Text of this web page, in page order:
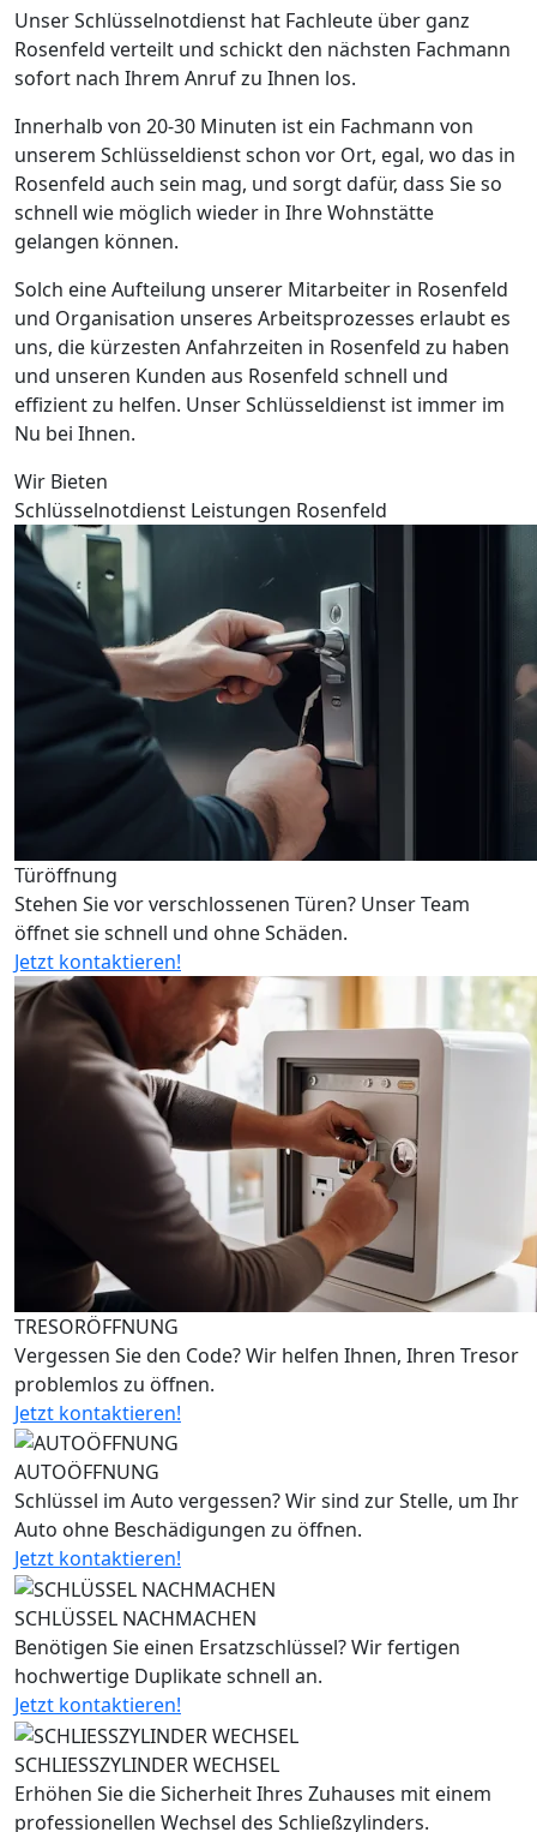
Unser Schlüsselnotdienst hat Fachleute über ganz
Rosenfeld verteilt und schickt den nächsten Fachmann
sofort nach Ihrem Anruf zu Ihnen los.
Innerhalb von 20-30 Minuten ist ein Fachmann von
unserem Schlüsseldienst schon vor Ort, egal, wo das in
Rosenfeld auch sein mag, und sorgt dafür, dass Sie so
schnell wie möglich wieder in Ihre Wohnstätte
gelangen können.
Solch eine Aufteilung unserer Mitarbeiter in Rosenfeld
und Organisation unseres Arbeitsprozesses erlaubt es
uns, die kürzesten Anfahrzeiten in Rosenfeld zu haben
und unseren Kunden aus Rosenfeld schnell und
effizient zu helfen. Unser Schlüsseldienst ist immer im
Nu bei Ihnen.
Wir Bieten
Schlüsselnotdienst Leistungen Rosenfeld
Türöffnung
Stehen Sie vor verschlossenen Türen? Unser Team
öffnet sie schnell und ohne Schäden.
Jetzt kontaktieren!
TRESORÖFFNUNG
Vergessen Sie den Code? Wir helfen Ihnen, Ihren Tresor
problemlos zu öffnen.
Jetzt kontaktieren!
AUTOÖFFNUNG
Schlüssel im Auto vergessen? Wir sind zur Stelle, um Ihr
Auto ohne Beschädigungen zu öffnen.
Jetzt kontaktieren!
SCHLÜSSEL NACHMACHEN
Benötigen Sie einen Ersatzschlüssel? Wir fertigen
hochwertige Duplikate schnell an.
Jetzt kontaktieren!
SCHLIESSZYLINDER WECHSEL
Erhöhen Sie die Sicherheit Ihres Zuhauses mit einem
professionellen Wechsel des Schließzylinders.